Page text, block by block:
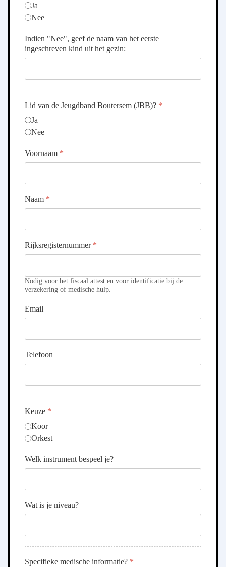
Ja
Nee
Indien "Nee", geef de naam van het eerste
ingeschreven kind uit het gezin:
Lid van de Jeugdband Boutersem (JBB)? *
Ja
Nee
Voornaam *
Naam *
Rijksregisternummer *
Nodig voor het fiscaal attest en voor identificatie bij de
verzekering of medische hulp.
Email
Telefoon
Keuze *
Koor
Orkest
Welk instrument bespeel je?
Wat is je niveau?
Specifieke medische informatie? *